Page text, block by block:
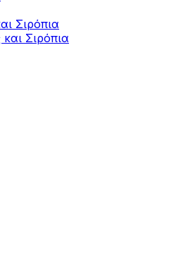
Σιρόπια
Σιρόπια